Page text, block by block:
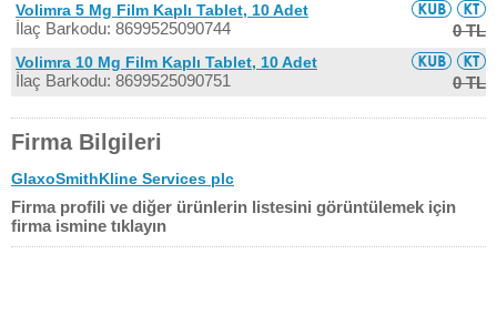
Volimra 5 Mg Film Kaplı Tablet, 10 Adet
İlaç Barkodu: 8699525090744 0 TL
Volimra 10 Mg Film Kaplı Tablet, 10 Adet
İlaç Barkodu: 8699525090751 0 TL
Firma Bilgileri
GlaxoSmithKline Services plc
Firma profili ve diğer ürünlerin listesini görüntülemek için
firma ismine tıklayın